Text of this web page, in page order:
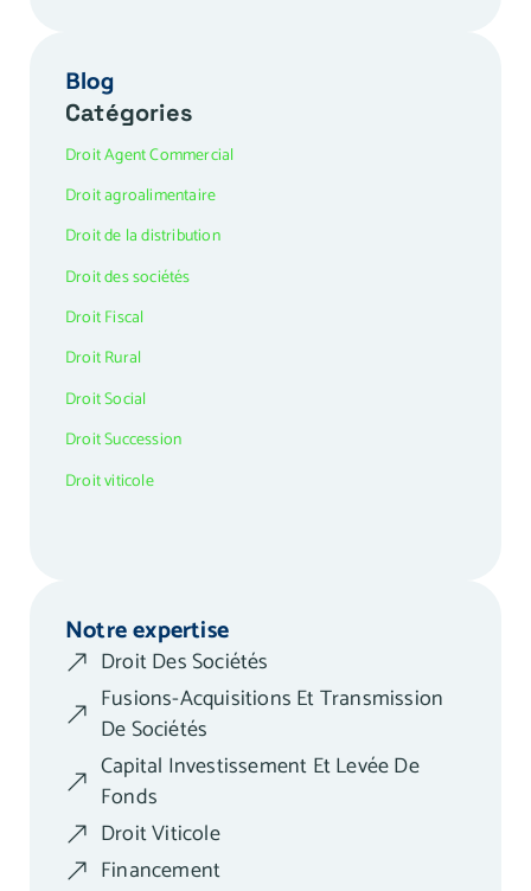
Blog
Catégories
Droit Agent Commercial
Droit agroalimentaire
Droit de la distribution
Droit des sociétés
Droit Fiscal
Droit Rural
Droit Social
Droit Succession
Droit viticole
Notre expertise
Droit Des Sociétés
Fusions-Acquisitions Et Transmission
De Sociétés
Capital Investissement Et Levée De
Fonds
Droit Viticole
Financement